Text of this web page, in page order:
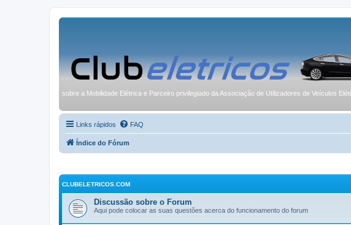
sobre a Mobilidade Elétrica e Parceiro privilegiado da Associação de Utilizadores de Veículos
Links rápidos FAQ
Índice do Fórum
CLUBELETRICOS.COM
Discussão sobre o Forum
Aqui pode colocar as suas questões acerca do funcionamento do forum